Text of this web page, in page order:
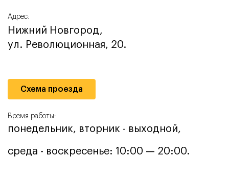
Адрес:
Нижний Новгород,
ул. Революционная, 20.
Схема проезда
Время работы:
понедельник, вторник - выходной,
среда - воскресенье: 10:00 — 20:00.